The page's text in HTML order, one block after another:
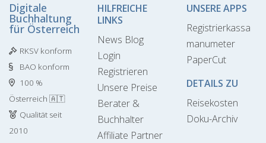
Digitale
Buchhaltung
für Österreich
RKSV konform
BAO konform
100 %
Österreich 🇦🇹
Qualität seit
2010
HILFREICHE
LINKS
News Blog
Login
Registrieren
Unsere Preise
Berater &
Buchhalter
Affiliate Partner
UNSERE APPS
Registrierkassa
manumeter
PaperCut
DETAILS ZU
Reisekosten
Doku-Archiv